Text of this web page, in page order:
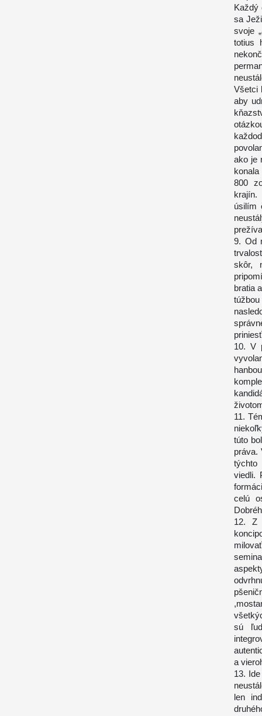
Každý
sa
svoje
totius
Všetci
aby
ako je
800
krajín.
úsilím
9. Od
skôr,
bratia
10. V
11.
túto
práva.
týchto
viedli.
celú
12. Z
sú
a
13.
len